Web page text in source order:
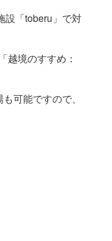
設「toberu」で対
越境のすすめ：
可能ですので、